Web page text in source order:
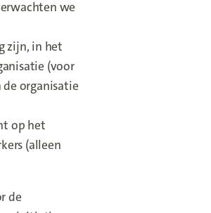
we
zijn, in het
(voor
organisatie
op het
(alleen
de